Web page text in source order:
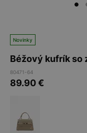
Novinky
Béžový kufrík so
80471-64
89.90€